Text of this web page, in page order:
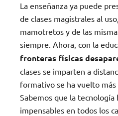
La enseñanza ya puede
de clases magistrales al
mamotretos y de las
siempre. Ahora, con la
fronteras físicas
clases se imparten a
formativo se ha vuelto
Sabemos que la tecnología
impensables en todos los